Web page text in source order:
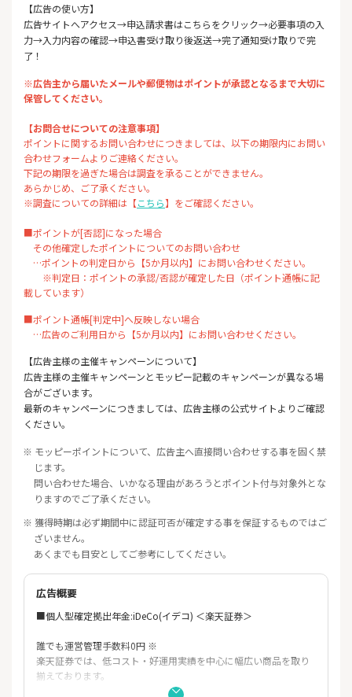
【広告の使い方】
広告サイトへアクセス→申込請求書はこちらをクリック→必要事項の入
力→入力内容の確認→申込書受け取り後返送→完了通知受け取りで完
了！
※広告主から届いたメールや郵便物はポイントが承認となるまで大切に
保管してください。
【お問合せについての注意事項】
ポイントに関するお問い合わせにつきましては、以下の期限内にお問い
合わせフォームよりご連絡ください。
下記の期限を過ぎた場合は調査を承ることができません。
あらかじめ、ご了承ください。
※調査についての詳細は【こちら】をご確認ください。
■ポイントが[否認]になった場合
その他確定したポイントについてのお問い合わせ
…ポイントの判定日から【5か月以内】にお問い合わせください。
※判定日：ポイントの承認/否認が確定した日（ポイント通帳に記
載しています）
■ポイント通帳[判定中]へ反映しない場合
…広告のご利用日から【5か月以内】にお問い合わせください。
【広告主様の主催キャンペーンについて】
広告主様の主催キャンペーンとモッピー記載のキャンペーンが異なる場
合がございます。
最新のキャンペーンにつきましては、広告主様の公式サイトよりご確認
ください。
※ モッピーポイントについて、広告主へ直接問い合わせする事を固く禁
じます。
問い合わせた場合、いかなる理由があろうとポイント付与対象外とな
りますのでご了承ください。
※ 獲得時期は必ず期間中に認証可否が確定する事を保証するものではご
ざいません。
あくまでも目安としてご参考にしてください。
広告概要
■個人型確定拠出年金:iDeCo(イデコ) ＜楽天証券＞
誰でも運営管理手数料0円 ※
楽天証券では、低コスト・好運用実績を中心に幅広い商品を取り
揃えております。